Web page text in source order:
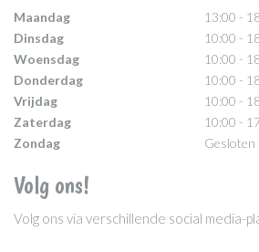
Maandag
13:00 -
Dinsdag
10:00 -
Woensdag
10:00 -
Donderdag
10:00 -
Vrijdag
10:00 -
Zaterdag
10:00 -
Zondag
Gesloten
Volg ons!
Volg ons via verschillende social media-